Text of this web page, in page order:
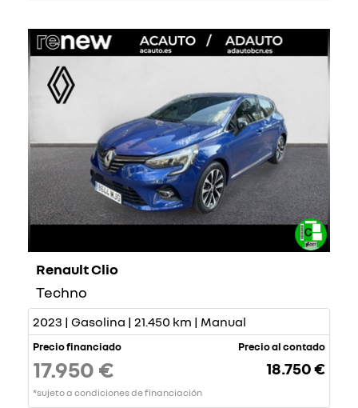
Renault Clio
Techno
2023 | Gasolina | 21.450 km | Manual
Precio financiado
17.950 €
*sujeto a condiciones de financiación
Precio al contado
18.750 €